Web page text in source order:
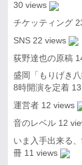
30 views
チケッティング
SNS 22 views
荻野達也の原稿
盛岡「もりげき
8時開演を定着
運営者 12 views
音のレベル 12
いま入手出来る
冊 11 views